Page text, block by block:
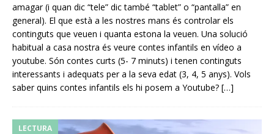
amagar (i quan dic “tele” dic també “tablet” o “pantalla” en
general). El que està a les nostres mans és controlar els
continguts que veuen i quanta estona la veuen. Una solució
habitual a casa nostra és veure contes infantils en vídeo a
youtube. Són contes curts (5- 7 minuts) i tenen continguts
interessants i adequats per a la seva edat (3, 4, 5 anys). Vols
saber quins contes infantils els hi posem a Youtube? […]
LECTURA